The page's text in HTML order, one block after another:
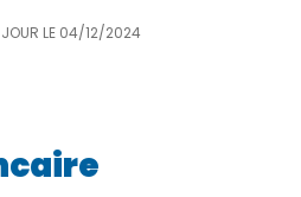
LE 04/12/2024